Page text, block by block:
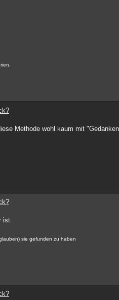
Methode wohl kaum mit
ist
sie gefunden zu haben